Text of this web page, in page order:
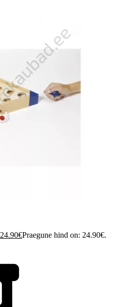
24.90€Praegune hind on: 24.90€.